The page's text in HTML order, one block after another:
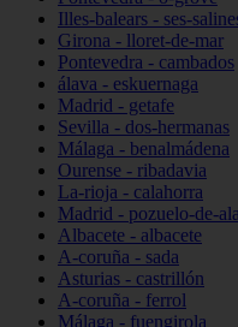
Illes-balears - ses-
Girona - lloret-de-mar
Pontevedra - cambados
álava - eskuernaga
Madrid - getafe
Sevilla - dos-hermanas
Málaga - benalmádena
Ourense - ribadavia
La-rioja - calahorra
Madrid - pozuelo-de-
Albacete - albacete
A-coruña - sada
Asturias - castrillón
A-coruña - ferrol
Málaga - fuengirola